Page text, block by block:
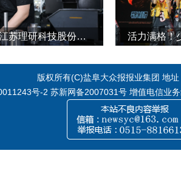
盐城焕新记丨走进江苏理研科技股份有限公司 活力满格！
版权所有(C)盐阜大众报报业集团 地
号-2 苏新网备2007031号 增值电信业